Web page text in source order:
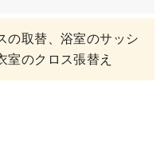
の取替、浴室のサッシ
室のクロス張替え